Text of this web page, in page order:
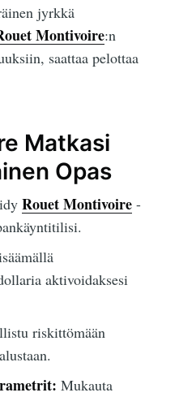
jyrkkä
Montivoire:n
saattaa pelottaa
Matkasi
Opas
Rouet Montivoire-
aktivoidaksesi
riskittömään
Mukauta